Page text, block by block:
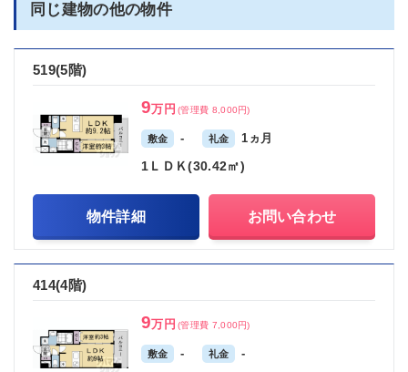
同じ建物の他の物件
519(5階)
9万円 (管理費 8,000円)
敷金 - 礼金 1ヵ月
1ＬＤＫ(30.42㎡)
物件詳細 お問い合わせ
414(4階)
9万円 (管理費 7,000円)
敷金 - 礼金 -